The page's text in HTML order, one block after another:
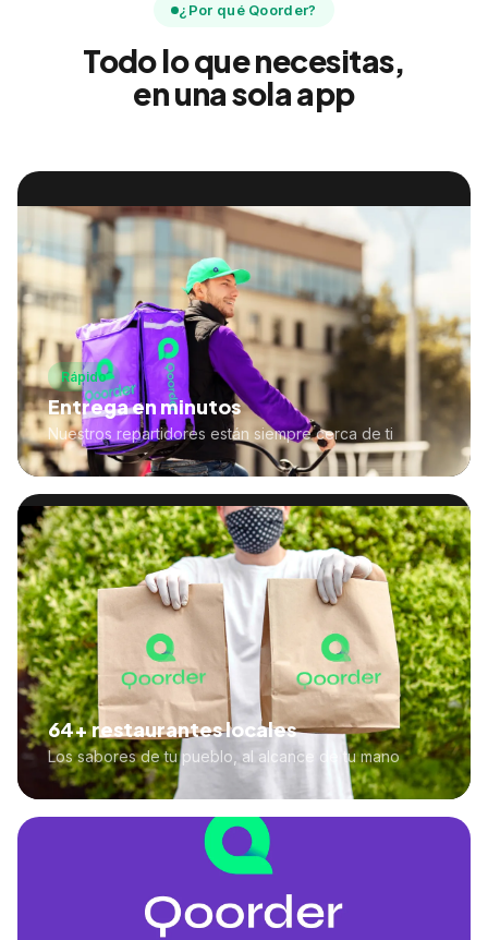
¿Por qué Qoorder?
Todo lo que necesitas,
en una sola app
Rápido
Entrega en minutos
Nuestros repartidores están siempre cerca de ti
64+ restaurantes locales
Los sabores de tu pueblo, al alcance de tu mano